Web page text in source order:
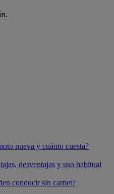
nueva y cuánto cuesta?
desventajas y uso habitual
conducir sin carnet?